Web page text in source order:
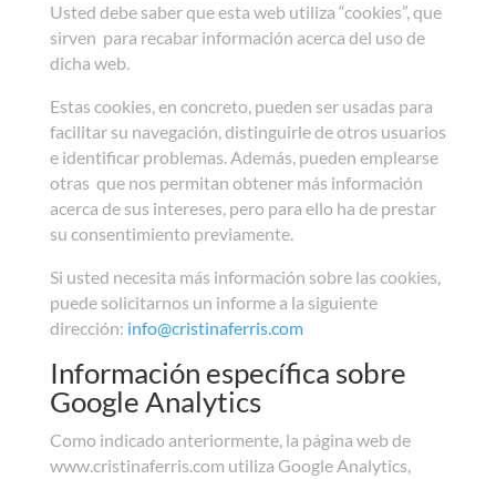
Usted debe saber que esta web utiliza “cookies”, que
sirven para recabar información acerca del uso de
dicha web.
Estas cookies, en concreto, pueden ser usadas para
facilitar su navegación, distinguirle de otros usuarios
e identificar problemas. Además, pueden emplearse
otras que nos permitan obtener más información
acerca de sus intereses, pero para ello ha de prestar
su consentimiento previamente.
Si usted necesita más información sobre las cookies,
puede solicitarnos un informe a la siguiente
dirección: info@cristinaferris.com
Información específica sobre
Google Analytics
Como indicado anteriormente, la página web de
www.cristinaferris.com utiliza Google Analytics,